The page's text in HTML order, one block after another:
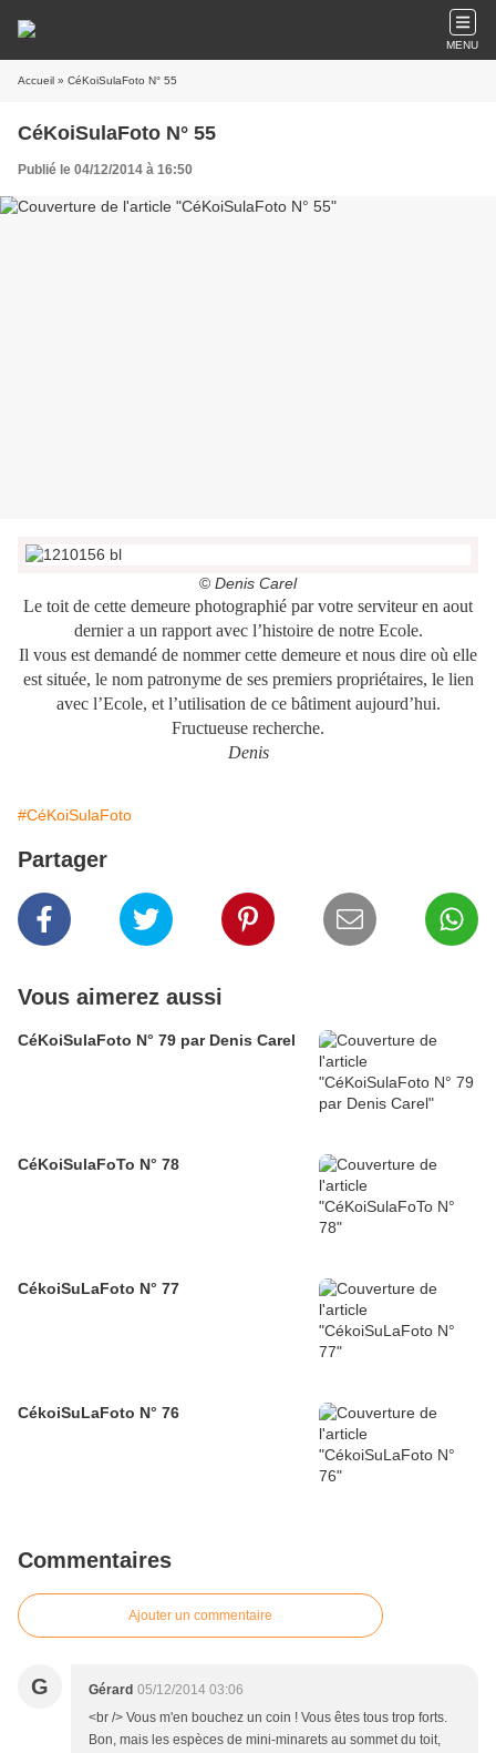
MENU
Accueil » CéKoiSulaFoto N° 55
CéKoiSulaFoto N° 55
Publié le 04/12/2014 à 16:50
© Denis Carel
Le toit de cette demeure photographié par votre serviteur en aout
dernier a un rapport avec l’histoire de notre Ecole.
Il vous est demandé de nommer cette demeure et nous dire où elle
est située, le nom patronyme de ses premiers propriétaires, le lien
avec l’Ecole, et l’utilisation de ce bâtiment aujourd’hui.
Fructueuse recherche.
Denis
#CéKoiSulaFoto
Partager
Vous aimerez aussi
CéKoiSulaFoto N° 79 par Denis Carel
CéKoiSulaFoTo N° 78
CékoiSuLaFoto N° 77
CékoiSuLaFoto N° 76
Commentaires
Ajouter un commentaire
G Gérard 05/12/2014 03:06
<br /> Vous m'en bouchez un coin ! Vous êtes tous trop forts.
Bon, mais les espèces de mini-minarets au sommet du toit,